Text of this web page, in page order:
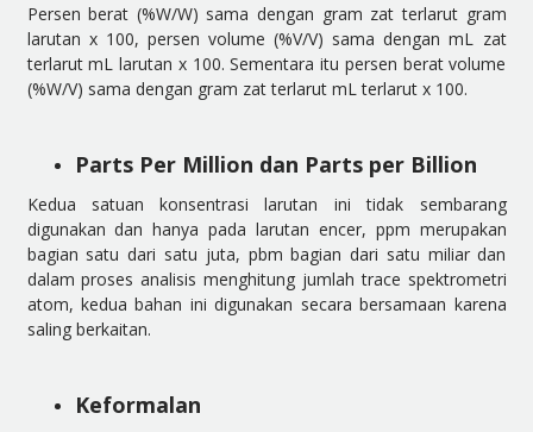
Persen berat (%W/W) sama dengan gram zat terlarut gram
larutan x 100, persen volume (%V/V) sama dengan mL zat
terlarut mL larutan x 100. Sementara itu persen berat volume
(%W/V) sama dengan gram zat terlarut mL terlarut x 100.
Parts Per Million dan Parts per Billion
Kedua satuan konsentrasi larutan ini tidak sembarang
digunakan dan hanya pada larutan encer, ppm merupakan
bagian satu dari satu juta, pbm bagian dari satu miliar dan
dalam proses analisis menghitung jumlah trace spektrometri
atom, kedua bahan ini digunakan secara bersamaan karena
saling berkaitan.
Keformalan